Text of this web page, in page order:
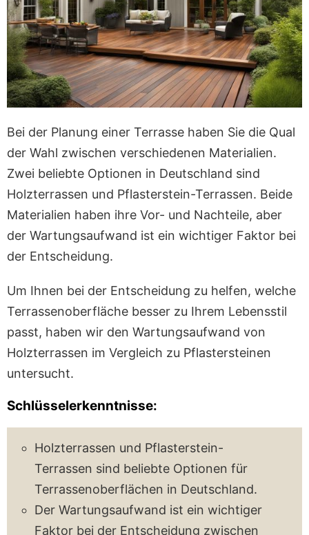
Bei der Planung einer Terrasse haben Sie die Qual
der Wahl zwischen verschiedenen Materialien.
Zwei beliebte Optionen in Deutschland sind
Holzterrassen und Pflasterstein-Terrassen. Beide
Materialien haben ihre Vor- und Nachteile, aber
der Wartungsaufwand ist ein wichtiger Faktor bei
der Entscheidung.
Um Ihnen bei der Entscheidung zu helfen, welche
Terrassenoberfläche besser zu Ihrem Lebensstil
passt, haben wir den Wartungsaufwand von
Holzterrassen im Vergleich zu Pflastersteinen
untersucht.
Schlüsselerkenntnisse:
Holzterrassen und Pflasterstein-
Terrassen sind beliebte Optionen für
Terrassenoberflächen in Deutschland.
Der Wartungsaufwand ist ein wichtiger
Faktor bei der Entscheidung zwischen